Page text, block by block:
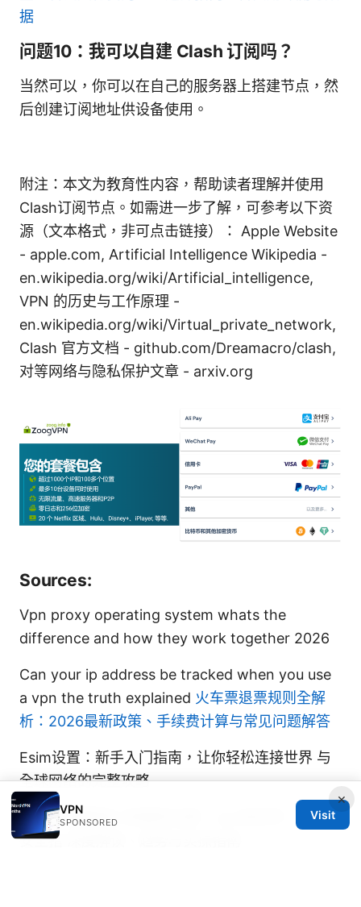
据
问题10：我可以自建 Clash 订阅吗？
当然可以，你可以在自己的服务器上搭建节点，然
后创建订阅地址供设备使用。
附注：本文为教育性内容，帮助读者理解并使用
Clash订阅节点。如需进一步了解，可参考以下资
源（文本格式，非可点击链接）： Apple Website
- apple.com, Artificial Intelligence Wikipedia -
en.wikipedia.org/wiki/Artificial_intelligence,
VPN 的历史与工作原理 -
en.wikipedia.org/wiki/Virtual_private_network,
Clash 官方文档 - github.com/Dreamacro/clash,
对等网络与隐私保护文章 - arxiv.org
Sources:
Vpn proxy operating system whats the
difference and how they work together 2026
Can your ip address be tracked when you use
a vpn the truth explained 火车票退票规则全解
析：2026最新政策、手续费计算与常见问题解答
Esim设置：新手入门指南，让你轻松连接世界 与
全球网络的完整攻略
2025中国翻墙人数最新估算：vpn使用率、原因与
安全指 深度解读、趋势与实操指南
×
VPN
SPONSORED
Visit